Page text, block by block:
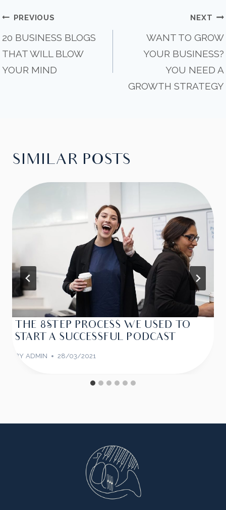
POST
PREVIOUS
20 BUSINESS BLOGS
THAT WILL BLOW
YOUR MIND
NEXT
WANT TO GROW
YOUR BUSINESS?
YOU NEED A
GROWTH STRATEGY
SIMILAR POSTS
THE 8-STEP PROCESS WE USED TO
START A SUCCESSFUL PODCAST
BY ADMIN 28/03/2021